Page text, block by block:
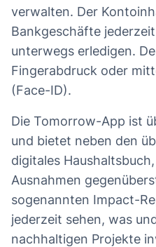
verwalten. Der
Bankgeschäfte
unterwegs erledigen.
Fingerabdruck oder
(Face-ID).
Die Tomorrow-App ist
und bietet neben den
digitales
Ausnahmen
sogenannten Impact-
jederzeit sehen, was
nachhaltigen Projekte